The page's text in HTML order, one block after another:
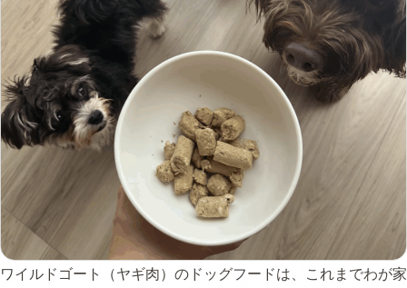
ワイルドゴート（ヤギ肉）のドッグフードは、これまでわが家